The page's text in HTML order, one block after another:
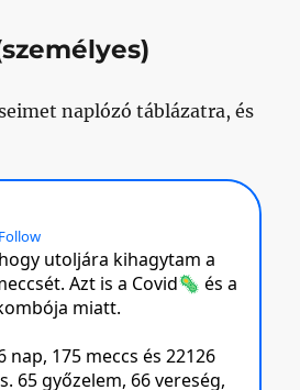
naplózó táblázatra, és